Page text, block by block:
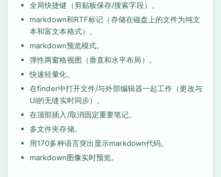
全局快捷键（剪贴板保存/搜索字段）。
markdown和RTF标记（存储在磁盘上的文件为纯文
本和富文本格式）。
markdown预览模式。
弹性两窗格视图（垂直和水平布局）。
快速轻量化。
在finder中打开文件/与外部编辑器一起工作（更改与
UI的无缝实时同步）。
在顶部插入/取消固定重要笔记。
多文件夹存储。
用170多种语言突出显示markdown代码。
markdown图像实时预览。